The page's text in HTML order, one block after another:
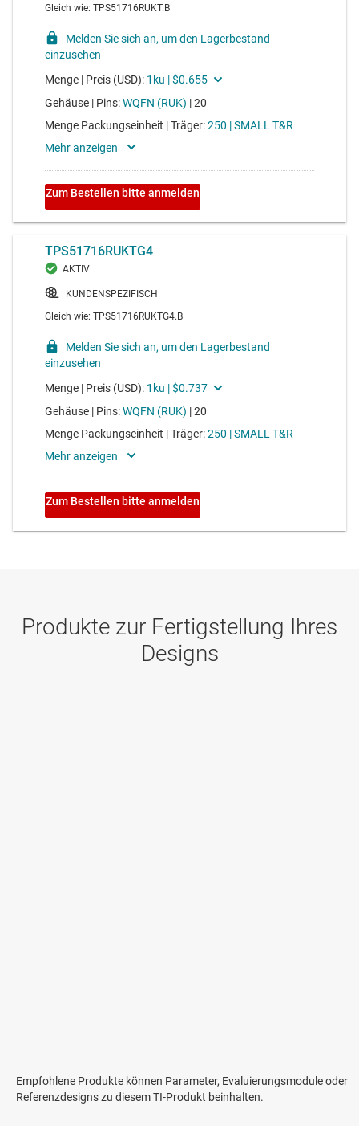
Empfohlene Produkte können Parameter, Evaluierungsmodule oder
Referenzdesigns zu diesem TI-Produkt beinhalten.